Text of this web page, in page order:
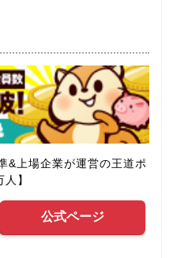
&上場企業が運営の王道ポ
】
公式ページ